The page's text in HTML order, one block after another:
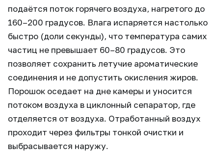
подаётся поток горячего воздуха, нагретого до
160–200 градусов. Влага испаряется настолько
быстро (доли секунды), что температура самих
частиц не превышает 60–80 градусов. Это
позволяет сохранить летучие ароматические
соединения и не допустить окисления жиров.
Порошок оседает на дне камеры и уносится
потоком воздуха в циклонный сепаратор, где
отделяется от воздуха. Отработанный воздух
проходит через фильтры тонкой очистки и
выбрасывается наружу.